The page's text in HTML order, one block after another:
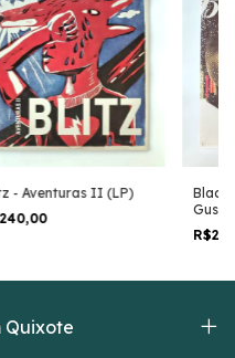
- Aventuras II (LP)
Black
Gus
Quixote